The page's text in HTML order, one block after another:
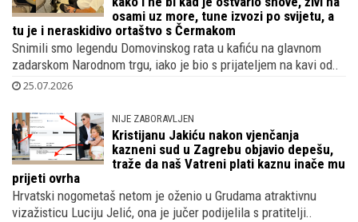
osami uz more, tune izvozi po svijetu, a
tu je i neraskidivo ortaštvo s Čermakom
Snimili smo legendu Domovinskog rata u kafiću na glavnom
zadarskom Narodnom trgu, iako je bio s prijateljem na kavi od..
25.07.2026
NIJE ZABORAVLJEN
Kristijanu Jakiću nakon vjenčanja
kazneni sud u Zagrebu objavio depešu,
traže da naš Vatreni plati kaznu inače mu
prijeti ovrha
Hrvatski nogometaš netom je oženio u Grudama atraktivnu
vizažisticu Luciju Jelić, ona je jučer podijelila s pratitelji..